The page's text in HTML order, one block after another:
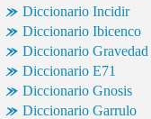
Diccionario Incidir
Diccionario Ibicenco
Diccionario Gravedad
Diccionario E71
Diccionario Gnosis
Diccionario Garrulo